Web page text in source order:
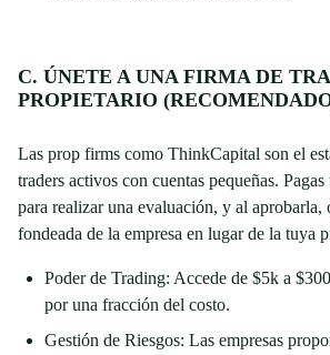
C. ÚNETE A UNA FIRMA DE
PROPIETARIO
Las prop firms como ThinkCapital son el
traders activos con cuentas pequeñas.
para realizar una evaluación, y al aprobarla,
fondeada de la empresa en lugar de la tuya
Poder de Trading: Accede de $5k a
por una fracción del costo.
Gestión de Riesgos: Las empresas